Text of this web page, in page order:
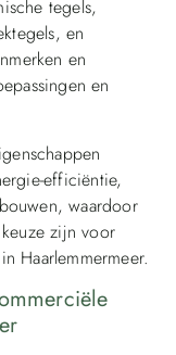
tegels,
en
en
en
efficiëntie,
waardoor
zijn voor
Haarlemmermeer.